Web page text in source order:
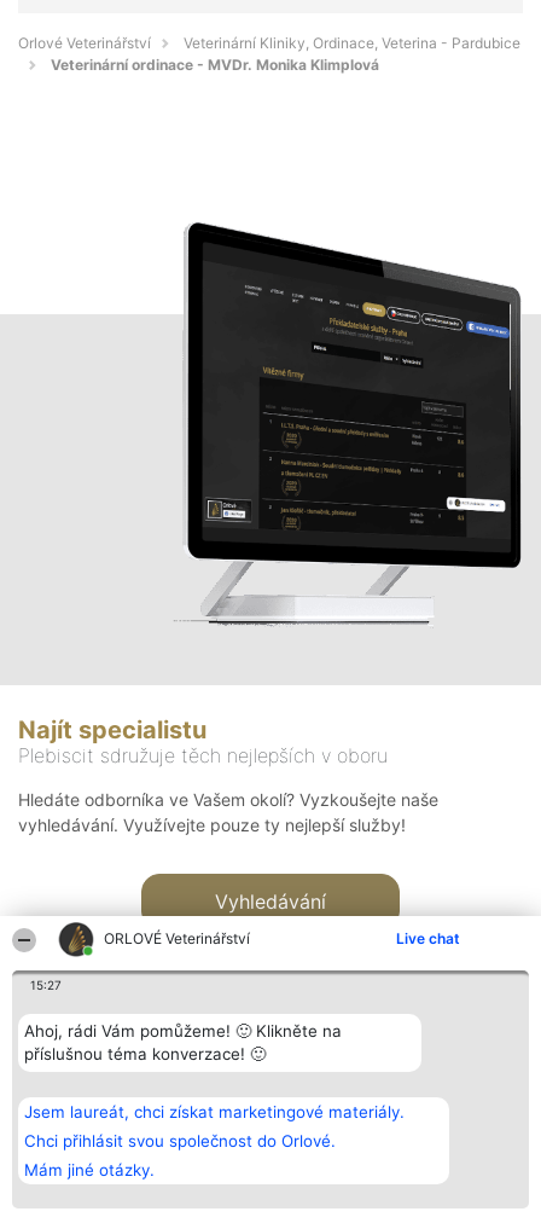
ORLOVÉ Veterinářství Live chat
15:27
Ahoj, rádi Vám pomůžeme! 🙂 Klikněte na
příslušnou téma konverzace! 🙂
Jsem laureát, chci získat marketingové materiály.
Chci přihlásit svou společnost do Orlové.
Mám jiné otázky.
Orlové Veterinářství
Veterinární Kliniky, Ordinace, Veterina - Pardubice
Veterinární ordinace - MVDr. Monika Klimplová
Najít specialistu
Plebiscit sdružuje těch nejlepších v oboru
Hledáte odborníka ve Vašem okolí? Vyzkoušejte naše
vyhledávání. Využívejte pouze ty nejlepší služby!
Vyhledávání
Bright Side Solutions sp. z o.
o. sp. k.
ul. Ruska 22
Wrocław 50-079
KRS 0000749100 | Regon
381313360 | NIP 8943132676
Vítězové
Seznam všech
laureátů
Zásady
Zásady
Kontakt